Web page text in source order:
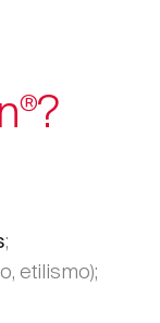
®?
;
etilismo);